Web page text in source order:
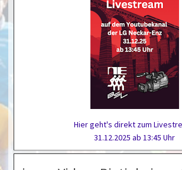
Hier geht's direkt zum
31.12.2025 ab 13:45 Uhr